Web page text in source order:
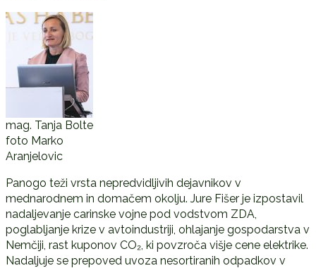
mag. Tanja Bolte
foto Marko
Aranjelovic
Panogo teži vrsta nepredvidljivih dejavnikov v
mednarodnem in domačem okolju. Jure Fišer je izpostavil
nadaljevanje carinske vojne pod vodstvom ZDA,
poglabljanje krize v avtoindustriji, ohlajanje gospodarstva v
Nemčiji, rast kuponov CO₂, ki povzroča višje cene elektrike.
Nadaljuje se prepoved uvoza nesortiranih odpadkov v